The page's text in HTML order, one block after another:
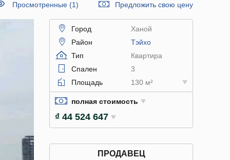
Просмотренные (1) Предложить свою цену
Город
Ханой
Район
Тэйхо
Тип
Квартира
Спален
3
Площадь
130 м²
полная стоимость
₫ 44 524 647
ПРОДАВЕЦ